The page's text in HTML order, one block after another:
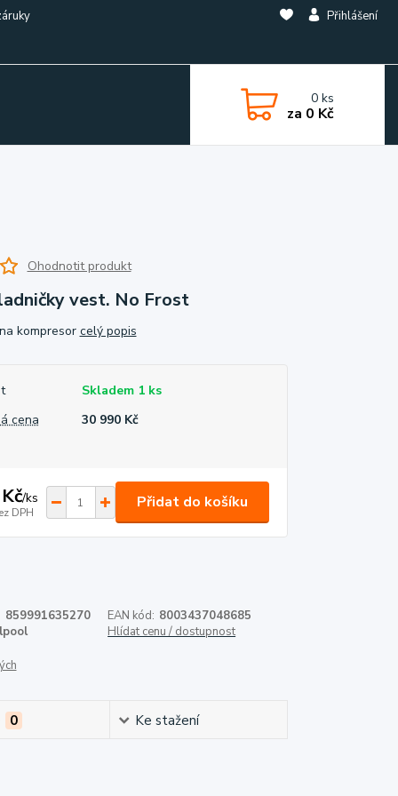
Přihlášení
0 ks
za 0 Kč
Ohodnotit produkt
vest. No Frost
kompresor celý popis
Skladem 1 ks
cena
30 990 Kč
/ks
DPH
Přidat do košíku
859991635270 EAN kód: 8003437048685
Hlídat cenu / dostupnost
0 Ke stažení